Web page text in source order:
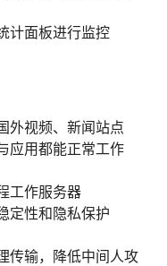
计面板进行监控
外视频、新闻站点
应用都能正常工作
工作服务器
定性和隐私保护
传输，降低中间人攻